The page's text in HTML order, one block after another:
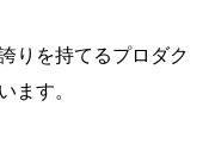
りを持てるプロダク
ます。